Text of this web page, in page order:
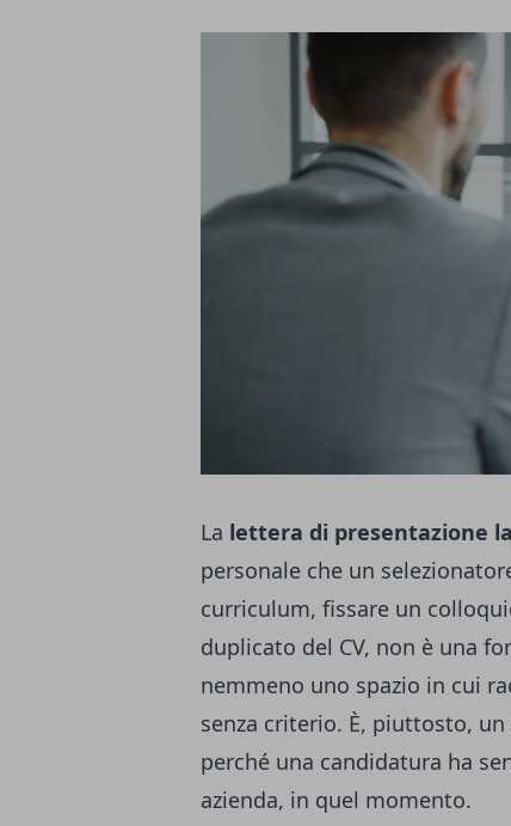
La lettera di presentazione
personale che un
curriculum, fissare un
duplicato del CV, non è una
nemmeno uno spazio in cui
senza criterio. È, piuttosto,
perché una candidatura ha
azienda, in quel momento.